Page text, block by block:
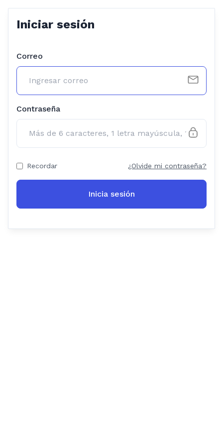
Iniciar sesión
Correo
Contraseña
Recordar ¿Olvide mi contraseña?